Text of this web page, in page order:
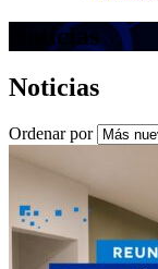
Noticias
Noticias
Ordenar por